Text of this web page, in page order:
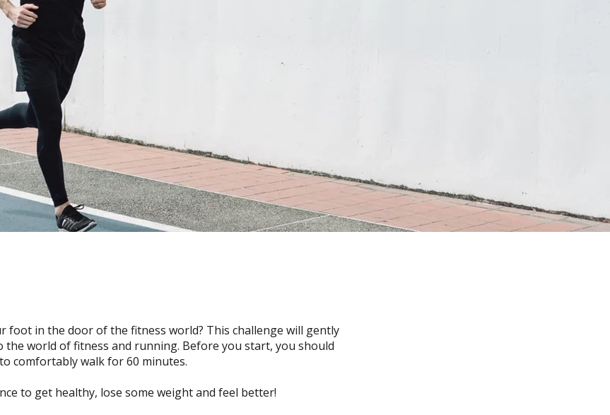
foot in the door of the fitness world? This challenge will gently
the world of fitness and running. Before you start, you should
comfortably walk for 60 minutes.
to get healthy, lose some weight and feel better!